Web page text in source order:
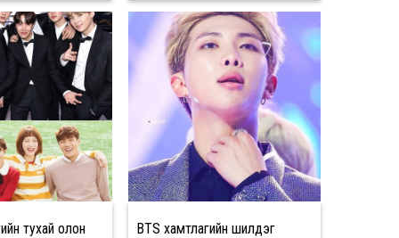
тухай олон
BTS хамтлагийн шилдэг